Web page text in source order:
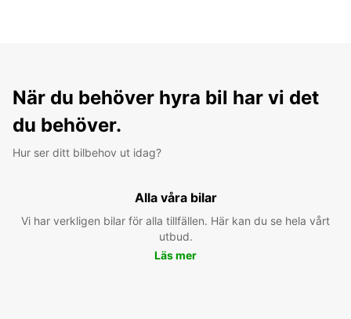
När du behöver hyra bil har vi det
du behöver.
Hur ser ditt bilbehov ut idag?
Alla våra bilar
Vi har verkligen bilar för alla tillfällen. Här kan du se hela vårt
utbud.
Läs mer